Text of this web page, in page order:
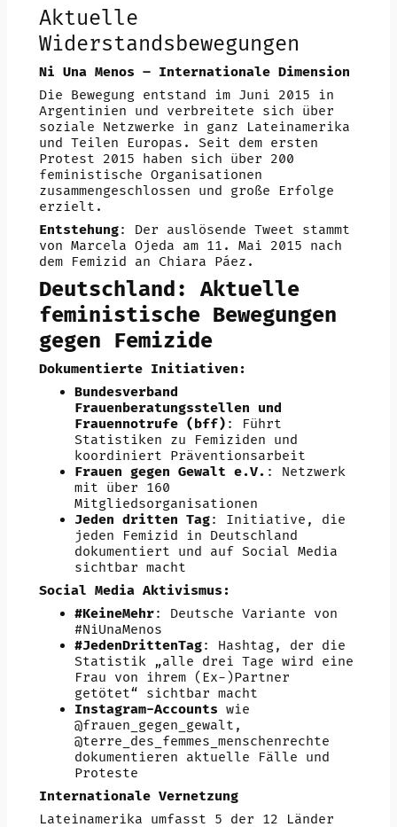
Aktuelle
Widerstandsbewegungen
Ni Una Menos – Internationale Dimension
Die Bewegung entstand im Juni 2015 in
Argentinien und verbreitete sich über
soziale Netzwerke in ganz Lateinamerika
und Teilen Europas. Seit dem ersten
Protest 2015 haben sich über 200
feministische Organisationen
zusammengeschlossen und große Erfolge
erzielt.
Entstehung: Der auslösende Tweet stammt
von Marcela Ojeda am 11. Mai 2015 nach
dem Femizid an Chiara Páez.
Deutschland: Aktuelle
feministische Bewegungen
gegen Femizide
Dokumentierte Initiativen:
Bundesverband
Frauenberatungsstellen und
Frauennotrufe (bff) : Führt
Statistiken zu Femiziden und
koordiniert Präventionsarbeit
Frauen gegen Gewalt e.V. : Netzwerk
mit über 160
Mitgliedsorganisationen
Jeden dritten Tag: Initiative, die
jeden Femizid in Deutschland
dokumentiert und auf Social Media
sichtbar macht
Social Media Aktivismus:
#KeineMehr: Deutsche Variante von
#NiUnaMenos
#JedenDrittenTag: Hashtag, der die
Statistik „alle drei Tage wird eine
Frau von ihrem (Ex-)Partner
getötet“ sichtbar macht
Instagram-Accounts wie
@frauen_gegen_gewalt,
@terre_des_femmes_menschenrechte
dokumentieren aktuelle Fälle und
Proteste
Internationale Vernetzung
Lateinamerika umfasst 5 der 12 Länder